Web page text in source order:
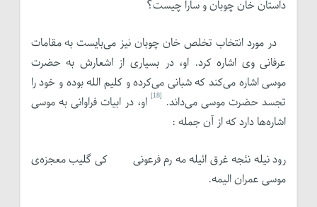
داستان خان چوبان و سارا چیست؟
در مورد انتخاب تخلص خان چوبان نیز می‌بایست به مقامات
عرفانی وی اشاره کرد. او، در بسیاری از اشعارش به حضرت
موسی اشاره می‌کند که شبانی می‌کرده و کلیم الله بوده و خود را
تجسد حضرت موسی می‌داند.
[18]
او، در ابیات فراوانی به موسی
اشاره‌ها دارد که از آن جمله :
رود نیله نئجه غرق ائیله مه رم فرعونی کی گلیب معجزه‌ی
موسی عمران الیمه.